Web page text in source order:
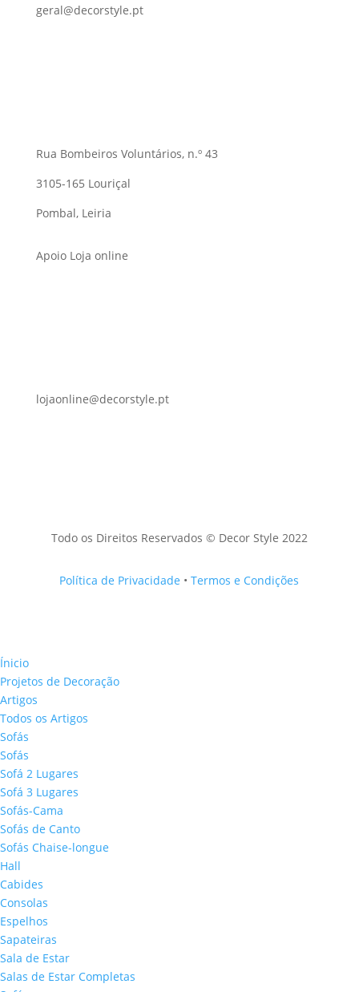
geral@decorstyle.pt
Rua Bombeiros Voluntários, n.º 43
3105-165 Louriçal
Pombal, Leiria
Apoio Loja online
lojaonline@decorstyle.pt
Todo os Direitos Reservados © Decor Style 2022
Política de Privacidade •Termos e Condições
Ínicio
Projetos de Decoração
Artigos
Todos os Artigos
Sofás
Sofás
Sofá 2 Lugares
Sofá 3 Lugares
Sofás-Cama
Sofás de Canto
Sofás Chaise-longue
Hall
Cabides
Consolas
Espelhos
Sapateiras
Sala de Estar
Salas de Estar Completas